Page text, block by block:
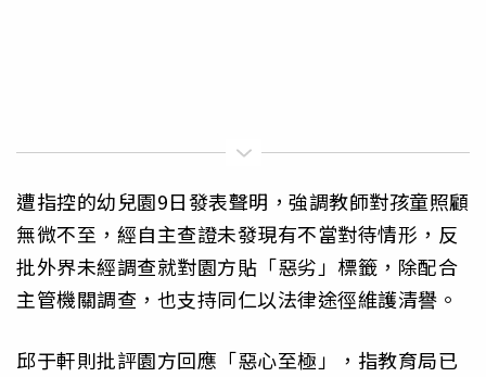
遭指控的幼兒園9日發表聲明，強調教師對孩童照顧
無微不至，經自主查證未發現有不當對待情形，反
批外界未經調查就對園方貼「惡劣」標籤，除配合
主管機關調查，也支持同仁以法律途徑維護清譽。
邱于軒則批評園方回應「惡心至極」，指教育局已